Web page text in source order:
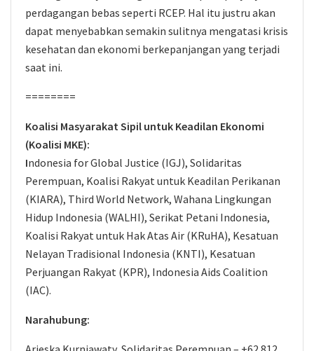
perdagangan bebas seperti RCEP. Hal itu justru akan
dapat menyebabkan semakin sulitnya mengatasi krisis
kesehatan dan ekonomi berkepanjangan yang terjadi
saat ini.
========
Koalisi Masyarakat Sipil untuk Keadilan Ekonomi
(Koalisi MKE):
Indonesia for Global Justice (IGJ), Solidaritas
Perempuan, Koalisi Rakyat untuk Keadilan Perikanan
(KIARA), Third World Network, Wahana Lingkungan
Hidup Indonesia (WALHI), Serikat Petani Indonesia,
Koalisi Rakyat untuk Hak Atas Air (KRuHA), Kesatuan
Nelayan Tradisional Indonesia (KNTI), Kesatuan
Perjuangan Rakyat (KPR), Indonesia Aids Coalition
(IAC).
Narahubung: